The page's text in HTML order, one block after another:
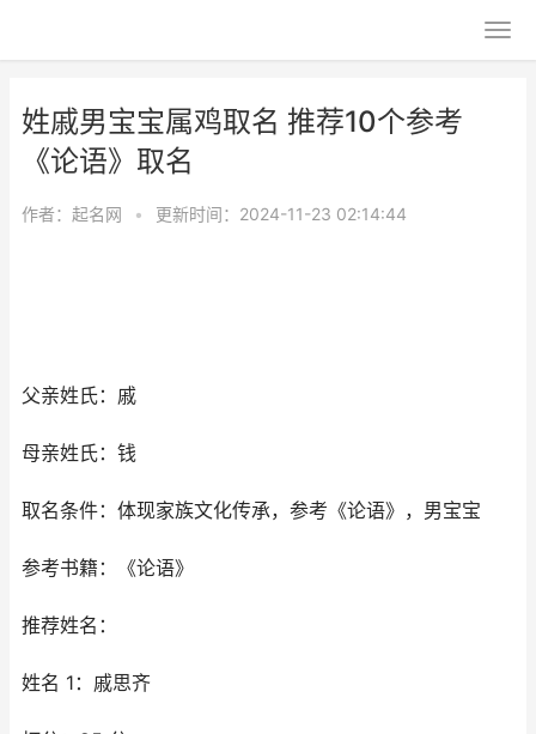
姓戚男宝宝属鸡取名 推荐10个参考
《论语》取名
作者： 起名网 • 更新时间：2024-11-23 02:14:44
父亲姓氏：戚
母亲姓氏：钱
取名条件：体现家族文化传承，参考《论语》，男宝宝
参考书籍：《论语》
推荐姓名：
姓名 1：戚思齐